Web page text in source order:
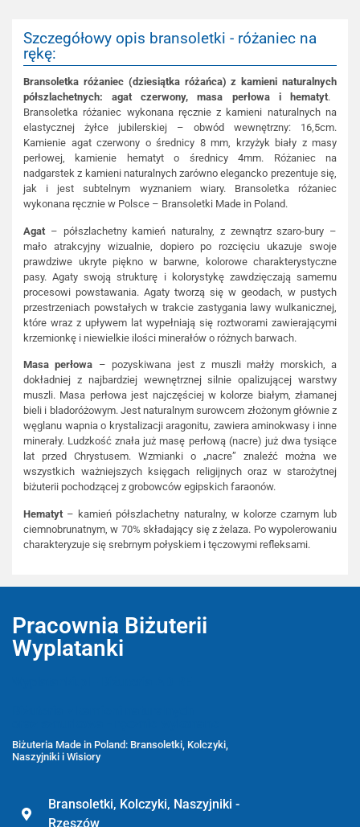
Szczegółowy opis bransoletki - różaniec na
rękę:
Bransoletka różaniec (dziesiątka różańca) z kamieni naturalnych
półszlachetnych: agat czerwony, masa perłowa i hematyt.
Bransoletka różaniec wykonana ręcznie z kamieni naturalnych na
elastycznej żyłce jubilerskiej – obwód wewnętrzny: 16,5cm.
Kamienie agat czerwony o średnicy 8 mm, krzyżyk biały z masy
perłowej, kamienie hematyt o średnicy 4mm. Różaniec na
nadgarstek z kamieni naturalnych zarówno elegancko prezentuje się,
jak i jest subtelnym wyznaniem wiary. Bransoletka różaniec
wykonana ręcznie w Polsce – Bransoletki Made in Poland.
Agat – półszlachetny kamień naturalny, z zewnątrz szaro-bury –
mało atrakcyjny wizualnie, dopiero po rozcięciu ukazuje swoje
prawdziwe ukryte piękno w barwne, kolorowe charakterystyczne
pasy. Agaty swoją strukturę i kolorystykę zawdzięczają samemu
procesowi powstawania. Agaty tworzą się w geodach, w pustych
przestrzeniach powstałych w trakcie zastygania lawy wulkanicznej,
które wraz z upływem lat wypełniają się roztworami zawierającymi
krzemionkę i niewielkie ilości minerałów o różnych barwach.
Masa perłowa – pozyskiwana jest z muszli małży morskich, a
dokładniej z najbardziej wewnętrznej silnie opalizującej warstwy
muszli. Masa perłowa jest najczęściej w kolorze białym, złamanej
bieli i bladoróżowym. Jest naturalnym surowcem złożonym głównie z
węglanu wapnia o krystalizacji aragonitu, zawiera aminokwasy i inne
minerały. Ludzkość znała już masę perłową (nacre) już dwa tysiące
lat przed Chrystusem. Wzmianki o „nacre” znaleźć można we
wszystkich ważniejszych księgach religijnych oraz w starożytnej
biżuterii pochodzącej z grobowców egipskich faraonów.
Hematyt – kamień półszlachetny naturalny, w kolorze czarnym lub
ciemnobrunatnym, w 70% składający się z żelaza. Po wypolerowaniu
charakteryzuje się srebrnym połyskiem i tęczowymi refleksami.
Pracownia Biżuterii
Wyplatanki
Biżuteria Made in Poland: Bransoletki, Kolczyki,
Naszyjniki i Wisiory
Bransoletki, Kolczyki, Naszyjniki -
Rzeszów